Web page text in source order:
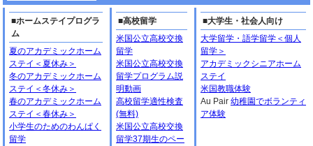
■ホームステイプログラ
ム
夏のアカデミックホーム
ステイ＜夏休み＞
冬のアカデミックホーム
ステイ＜冬休み＞
春のアカデミックホーム
ステイ＜春休み＞
小学生のためのわんぱく
留学
■高校留学
米国公立高校交換
留学
米国公立高校交換
留学プログラム説
明動画
高校留学適性検査
(無料)
米国公立高校交換
留学37期生のペー
■大学生・社会人向け
大学留学・語学留学＜個人
留学＞
アカデミックシニアホーム
ステイ
米国教職体験
Au Pair 幼稚園でボランティ
ア体験